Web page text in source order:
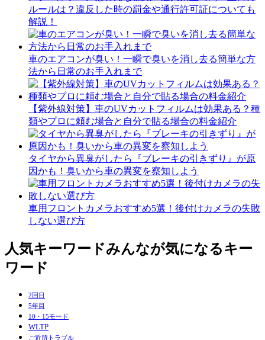
ルールは？違反した時の罰金や通行許可証についても
解説！
車のエアコンが臭い！一瞬で臭いを消し去る簡単な方
法から日常のお手入れまで
【紫外線対策】車のUVカットフィルムは効果ある？種
類やプロに頼む場合と自分で貼る場合の料金紹介
タイヤから異臭がしたら『ブレーキの引きずり』が原
因かも！臭いから車の異変を察知しよう
車用フロントカメラおすすめ5選！後付けカメラの失敗
しない選び方
人気キーワードみんなが気になるキー
ワード
2回目
5年目
10・15モード
WLTP
ご近所トラブル